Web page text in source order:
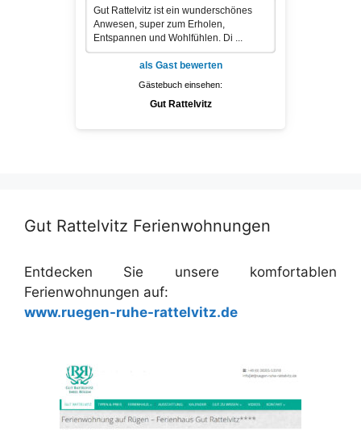
Gut Rattelvitz ist ein wunderschönes
Anwesen, super zum Erholen,
Entspannen und Wohlfühlen. Di ...
als Gast bewerten
Gästebuch einsehen:
Gut Rattelvitz
Gut Rattelvitz Ferienwohnungen
Entdecken Sie unsere komfortablen
Ferienwohnungen auf:
www.ruegen-ruhe-rattelvitz.de